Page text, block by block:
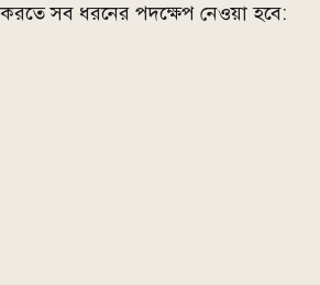
করতে সব ধরনের পদক্ষেপ নেওয়া হবে: